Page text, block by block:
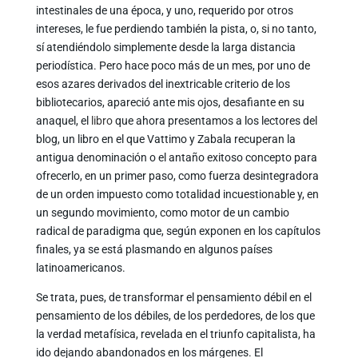
intestinales de una época, y uno, requerido por otros
intereses, le fue perdiendo también la pista, o, si no tanto,
sí atendiéndolo simplemente desde la larga distancia
periodística. Pero hace poco más de un mes, por uno de
esos azares derivados del inextricable criterio de los
bibliotecarios, apareció ante mis ojos, desafiante en su
anaquel, el
libroque ahora presentamos a los lectores del
blog, un libro en el que Vattimo y Zabala recuperan la
antigua denominación o el antaño exitoso concepto para
ofrecerlo, en un primer paso, como fuerza desintegradora
de un orden impuesto como totalidad incuestionable y, en
un segundo movimiento, como motor de un cambio
radical de paradigma que, según exponen en los capítulos
finales, ya se está plasmando en algunos países
latinoamericanos.
Se trata, pues, de transformar el pensamiento débil en el
pensamiento de los débiles, de los perdedores, de los que
la verdad metafísica, revelada en el triunfo capitalista, ha
ido dejando abandonados en los márgenes. El